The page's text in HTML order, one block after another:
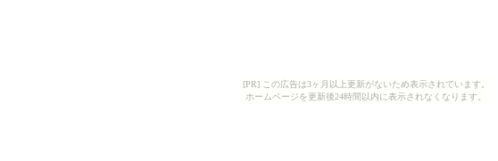
[PR] この広告は3ヶ月以上更新がないため表示されています。
ホームページを更新後24時間以内に表示されなくなります。